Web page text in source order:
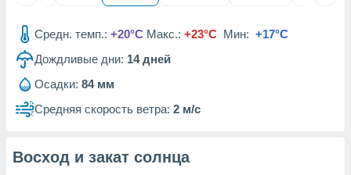
рекламы
сведения
Средн. темп.: +20°C Макс.: +23°C Мин: +17°C
Дождливые дни: 14дней
Осадки: 84 мм
Средняя скорость ветра: 2 м/с
Восход и закат солнца